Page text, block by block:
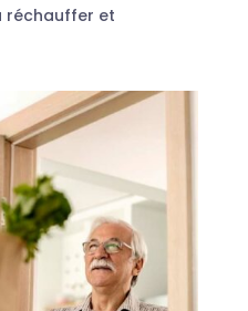
réchauffer et